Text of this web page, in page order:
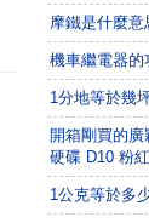
摩鐵是什麼意
機車繼電器的
1分地等於幾
開箱剛買的
硬碟 D10 粉
1公克等於多